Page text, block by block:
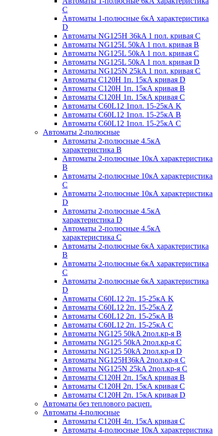
C
Автоматы 1-полюсные 6кА характеристика
D
Автоматы NG125H 36kA 1 пол. кривая C
Автоматы NG125L 50kA 1 пол. кривая B
Автоматы NG125L 50kA 1 пол. кривая C
Автоматы NG125L 50kA 1 пол. кривая D
Автоматы NG125N 25kA 1 пол. кривая C
Автоматы С120H 1п. 15кА кривая D
Автоматы С120H 1п. 15кА кривая В
Автоматы С120H 1п. 15кА кривая С
Автоматы С60L12 1пол. 15-25кА K
Автоматы С60L12 1пол. 15-25кА В
Автоматы С60L12 1пол. 15-25кА С
Автоматы 2-полюсные
Автоматы 2-полюсные 4.5кА
характеристика В
Автоматы 2-полюсные 10кА характеристика
B
Автоматы 2-полюсные 10кА характеристика
C
Автоматы 2-полюсные 10кА характеристика
D
Автоматы 2-полюсные 4.5кА
характеристика D
Автоматы 2-полюсные 4.5кА
характеристика С
Автоматы 2-полюсные 6кА характеристика
B
Автоматы 2-полюсные 6кА характеристика
C
Автоматы 2-полюсные 6кА характеристика
D
Автоматы C60L12 2п. 15-25кА K
Автоматы C60L12 2п. 15-25кА Z
Автоматы C60L12 2п. 15-25кА B
Автоматы C60L12 2п. 15-25кА C
Автоматы NG125 50kA 2пол.кр-я B
Автоматы NG125 50kA 2пол.кр-я C
Автоматы NG125 50kA 2пол.кр-я D
Автоматы NG125H36kA 2пол.кр-я C
Автоматы NG125N 25kA 2пол.кр-я C
Автоматы С120H 2п. 15кА кривая B
Автоматы С120H 2п. 15кА кривая C
Автоматы С120H 2п. 15кА кривая D
Автоматы без теплового расцеп.
Автоматы 4-полюсные
Автоматы С120H 4п. 15кА кривая C
Автоматы 4-полюсные 10кА характеристика